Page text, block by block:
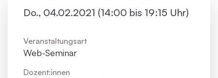
Do., 04.02.2021 (14:00 bis 19:15 Uhr)
Veranstaltungsart
Web-Seminar
Dozent:innen